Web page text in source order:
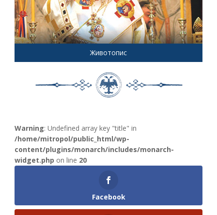
Животопис
Warning: Undefined array key "title" in
/home/mitropol/public_html/wp-
content/plugins/monarch/includes/monarch-
widget.php on line 20
Facebook